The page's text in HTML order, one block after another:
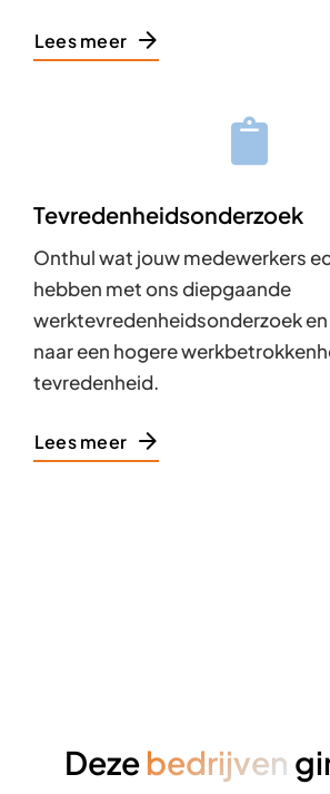
Lees meer
Tevredenheidsonderzoek
Onthul wat jouw medewerkers
hebben met ons diepgaande
werktevredenheidsonderzoek
naar een hogere
tevredenheid.
Lees meer
Dezebedrijven